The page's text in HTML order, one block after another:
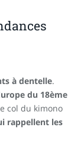
à dentelle.
du 18ème
col du kimono
rappellent les